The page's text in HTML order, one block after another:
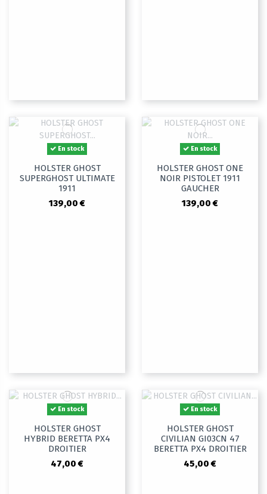
En stock
HOLSTER GHOST
SUPERGHOST ULTIMATE
1911
139,00 €
En stock
HOLSTER GHOST ONE
NOIR PISTOLET 1911
GAUCHER
139,00 €
En stock
HOLSTER GHOST
HYBRID BERETTA PX4
DROITIER
47,00 €
En stock
HOLSTER GHOST
CIVILIAN GI03CN 47
BERETTA PX4 DROITIER
45,00 €